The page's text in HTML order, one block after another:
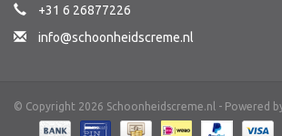
+31 6 26877226
info@schoonheidscreme.nl
© Copyright 2026 Schoonheidscreme.nl - Powered